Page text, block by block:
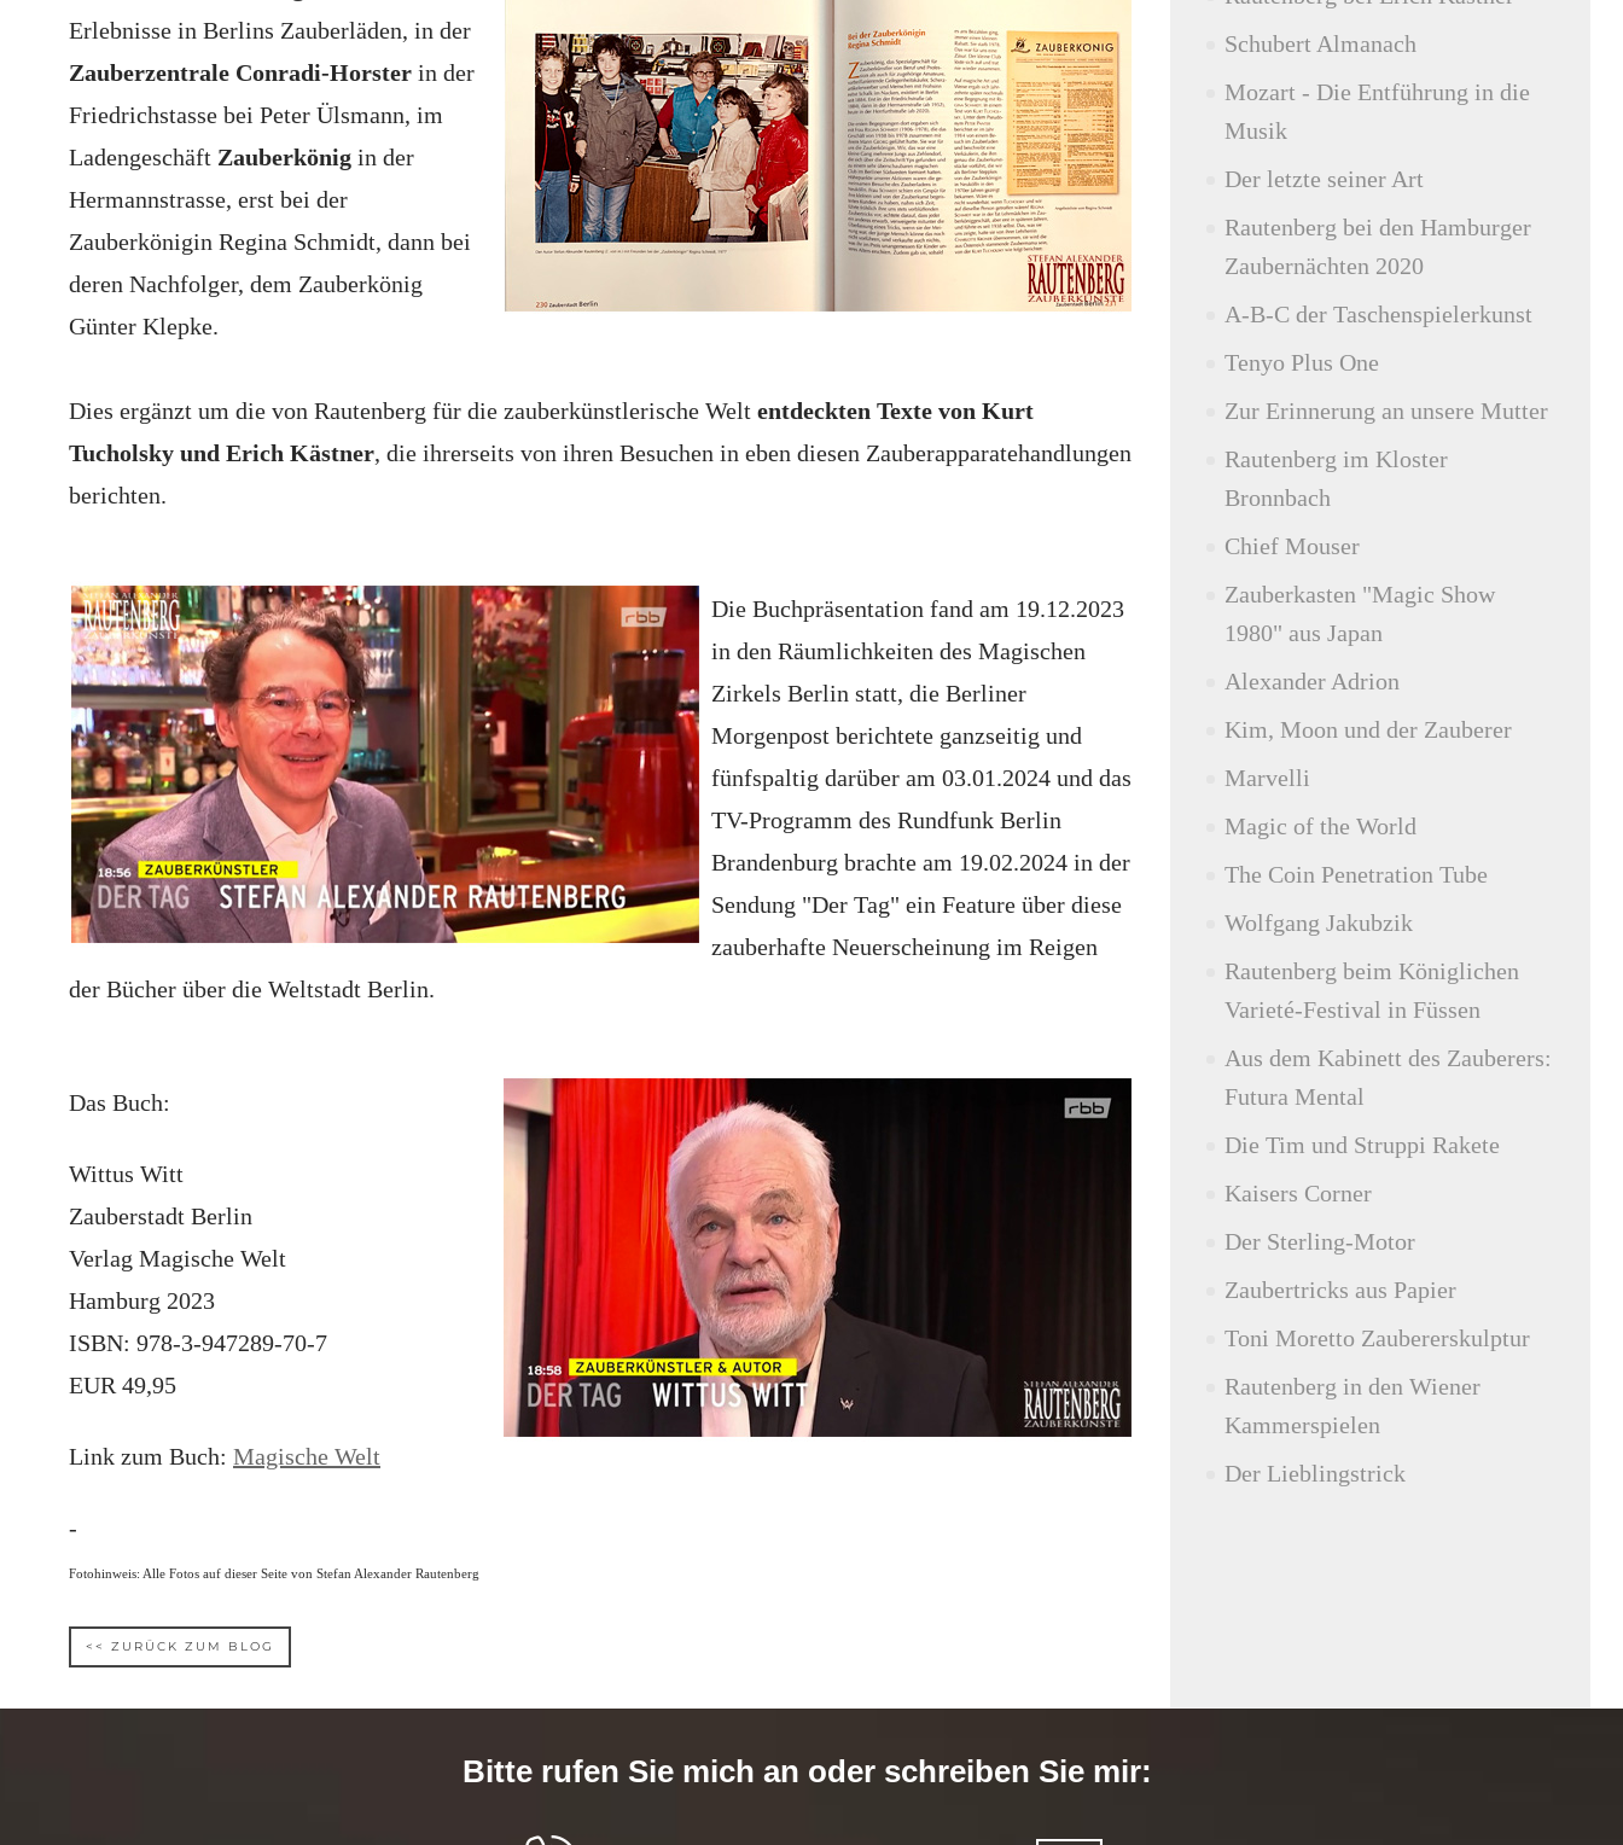
Schubert Almanach
Mozart - Die Entführung in die
Musik
Der letzte seiner Art
Rautenberg bei den Hamburger
Zaubernächten 2020
A-B-C der Taschenspielerkunst
Tenyo Plus One
Zur Erinnerung an unsere Mutter
Rautenberg im Kloster
Bronnbach
Chief Mouser
Zauberkasten "Magic Show
1980" aus Japan
Alexander Adrion
Kim, Moon und der Zauberer
Marvelli
Magic of the World
The Coin Penetration Tube
Wolfgang Jakubzik
Rautenberg beim Königlichen
Varieté-Festival in Füssen
Aus dem Kabinett des Zauberers:
Futura Mental
Die Tim und Struppi Rakete
Kaisers Corner
Der Sterling-Motor
Zaubertricks aus Papier
Toni Moretto Zaubererskulptur
Rautenberg in den Wiener
Kammerspielen
Der Lieblingstrick
Erlebnisse in Berlins Zauberläden, in der
Zauberzentrale Conradi-Horster in der
Friedrichstasse bei Peter Ülsmann, im
Ladengeschäft Zauberkönig in der
Hermannstrasse, erst bei der
Zauberkönigin Regina Schmidt, dann bei
deren Nachfolger, dem Zauberkönig
Günter Klepke.
Dies ergänzt um die von Rautenberg für die zauberkünstlerische Welt entdeckten Texte von Kurt
Tucholsky und Erich Kästner, die ihrerseits von ihren Besuchen in eben diesen Zauberapparatehandlungen
berichten.
Die Buchpräsentation fand am 19.12.2023
in den Räumlichkeiten des Magischen
Zirkels Berlin statt, die Berliner
Morgenpost berichtete ganzseitig und
fünfspaltig darüber am 03.01.2024 und das
TV-Programm des Rundfunk Berlin
Brandenburg brachte am 19.02.2024 in der
Sendung "Der Tag" ein Feature über diese
zauberhafte Neuerscheinung im Reigen
der Bücher über die Weltstadt Berlin.
Das Buch:
Wittus Witt
Zauberstadt Berlin
Verlag Magische Welt
Hamburg 2023
ISBN: 978-3-947289-70-7
EUR 49,95
Link zum Buch: Magische Welt
-
Fotohinweis: Alle Fotos auf dieser Seite von Stefan Alexander Rautenberg
<< ZURÜCK ZUM BLOG
Bitte rufen Sie mich an oder schreiben Sie mir: